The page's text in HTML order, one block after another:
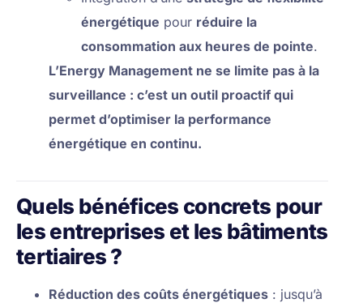
énergétique pour réduire la
consommation aux heures de pointe.
L’Energy Management ne se limite pas à la
surveillance : c’est un outil proactif qui
permet d’optimiser la performance
énergétique en continu.
Quels bénéfices concrets pour
les entreprises et les bâtiments
tertiaires ?
Réduction des coûts énergétiques : jusqu’à